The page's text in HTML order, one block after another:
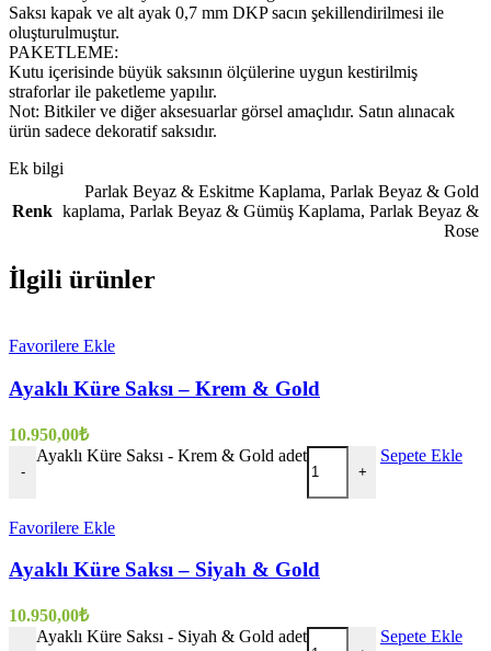
Saksı kapak ve alt ayak 0,7 mm DKP sacın şekillendirilmesi ile
oluşturulmuştur.
PAKETLEME:
Kutu içerisinde büyük saksının ölçülerine uygun kestirilmiş
straforlar ile paketleme yapılır.
Not: Bitkiler ve diğer aksesuarlar görsel amaçlıdır. Satın alınacak
ürün sadece dekoratif saksıdır.
Ek bilgi
Renk
Parlak Beyaz & Eskitme Kaplama, Parlak Beyaz & Gold
kaplama, Parlak Beyaz & Gümüş Kaplama, Parlak Beyaz &
Rose
İlgili ürünler
Favorilere Ekle
Ayaklı Küre Saksı – Krem & Gold
10.950,00₺
-
Ayaklı Küre Saksı - Krem & Gold adet
+
Sepete Ekle
Favorilere Ekle
Ayaklı Küre Saksı – Siyah & Gold
10.950,00₺
Ayaklı Küre Saksı - Siyah & Gold adet Sepete Ekle